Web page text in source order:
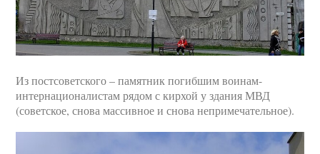
Из постсоветского – памятник погибшим воинам-
интернационалистам рядом с кирхой у здания МВД
(советское, снова массивное и снова непримечательное).